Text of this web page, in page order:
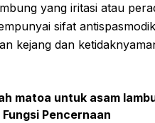
yang iritasi atau
sifat
kejang dan
matoa untuk asam
Pencernaan